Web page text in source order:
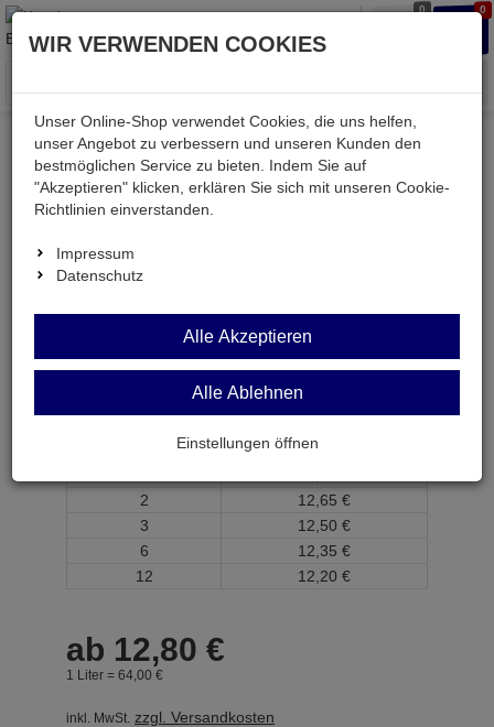
0 0
Menü
Weiter einkaufen Kessler electronic
Werkstatt
K10-200ML
K10-200ML
Lötlack FLUX SK10 Flußmittel+Versiegelung 200ml
ab Menge
Preis je Stück
2
12, 65 €
3
12, 50 €
6
12, 35 €
12
12, 20 €
ab 12,80 €
1 Liter = 64, 00 €
inkl. MwSt. zzgl. Versandkosten
WIR VERWENDEN COOKIES
Unser Online-Shop verwendet Cookies, die uns helfen,
unser Angebot zu verbessern und unseren Kunden den
bestmöglichen Service zu bieten. Indem Sie auf
"Akzeptieren" klicken, erklären Sie sich mit unseren Cookie-
Richtlinien einverstanden.
Impressum
Datenschutz
Alle Akzeptieren
Alle Ablehnen
Einstellungen öffnen